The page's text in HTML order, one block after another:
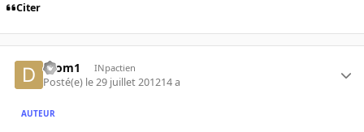
Citer
drom1 INpactien
Posté(e) le 29 juillet 201214 a
AUTEUR